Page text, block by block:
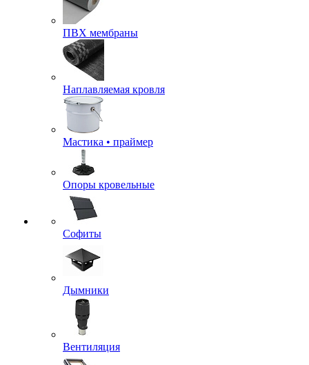
ПВХ мембраны
Наплавляемая кровля
Мастика • праймер
Опоры кровельные
Софиты
Дымники
Вентиляция